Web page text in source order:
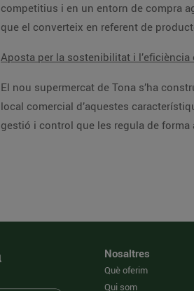
competitius i en un entorn de compra
que el converteix en referent de
Aposta per la sostenibilitat i l’eficiència
El nou supermercat de Tona s’ha
local comercial d’aquestes
gestió i control que les regula de
Nosaltres
Què oferim
Qui som